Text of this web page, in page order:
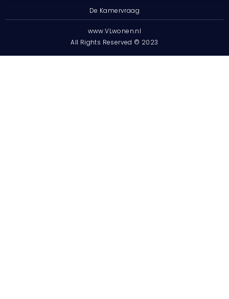
De Kamervraag
www.VLwonen.nl
All Rights Reserved © 2023